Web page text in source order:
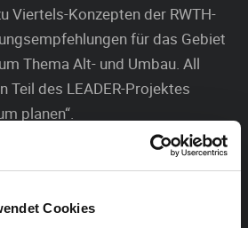
Cookies
Viertels-Konzepten der RWTH-
für das Gebiet
Thema Alt- und Umbau. All
Teil des LEADER-Projektes
planen“.
„gelungene Umbauten
Bauherren und Architekten